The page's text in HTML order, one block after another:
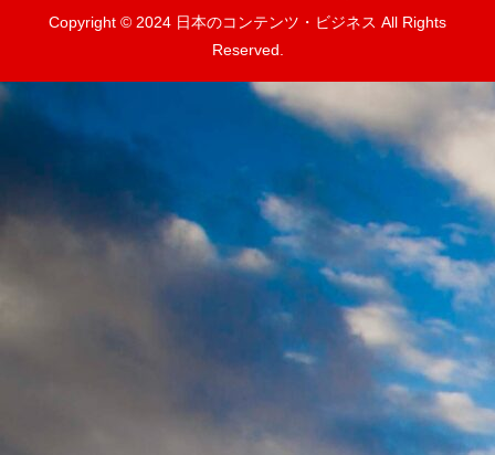
Copyright © 2024 日本のコンテンツ・ビジネス All Rights
Reserved.